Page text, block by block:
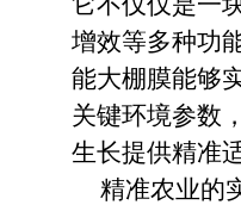
增效等多种功
能大棚膜能够
关键环境参数
生长提供精准
精准农业的